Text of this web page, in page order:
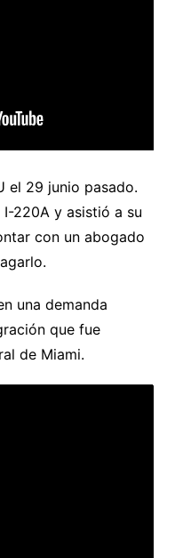
el 29 junio pasado.
220A y asistió a su
con un abogado
una demanda
que fue
de Miami.